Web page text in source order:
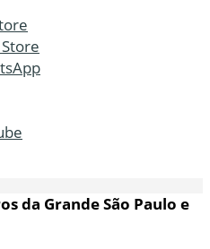
da Grande São Paulo e